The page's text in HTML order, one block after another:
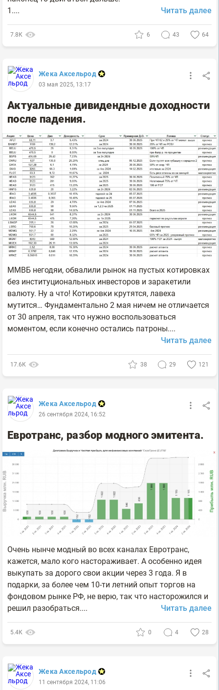
1....
Читать далее
7.8К 6 43 64
Жека Аксельрод
03 мая 2025, 13:17
Актуальные дивидендные доходности
после падения.
ММВБ негодяи, обвалили рынок на пустых котировках
без институциональных инвесторов и заракетили
валюту. Ну а что! Котировки крутятся, лавеха
мутится… Фундаментально 2 мая ничем не отличается
от 30 апреля, так что нужно воспользоваться
моментом, если конечно остались патроны....
Читать далее
17.6К 38 29 121
Жека Аксельрод
26 сентября 2024, 16:52
Евротранс, разбор модного эмитента.
Очень нынче модный во всех каналах Евротранс,
кажется, мало кого настораживает. А особенно идея
выкупать за дорого свои акции через 3 года. Я в
подарки, за более чем 10-ти летний опыт торгов на
фондовом рынке РФ, не верю, так что насторожился и
решил разобраться....
Читать далее
5.4К 0 4 28
Жека Аксельрод
11 сентября 2024, 11:06